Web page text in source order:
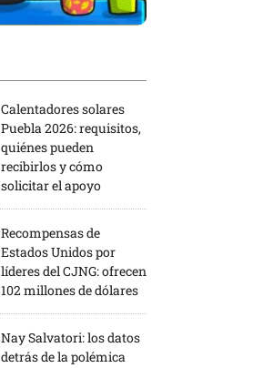
Calentadores solares
Puebla 2026: requisitos,
quiénes pueden
recibirlos y cómo
solicitar el apoyo
Recompensas de
Estados Unidos por
líderes del CJNG: ofrecen
102 millones de dólares
Nay Salvatori: los datos
detrás de la polémica